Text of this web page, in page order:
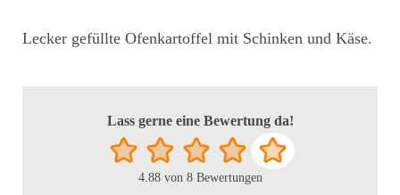
Lecker gefüllte Ofenkartoffel mit Schinken und Käse.
Lass gerne eine Bewertung da!
4.88von 8Bewertungen